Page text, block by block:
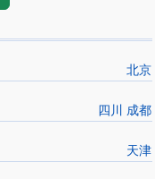
北京
四川 成都
天津